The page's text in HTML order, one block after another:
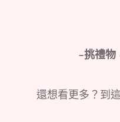
–挑禮物
還想看更多？到